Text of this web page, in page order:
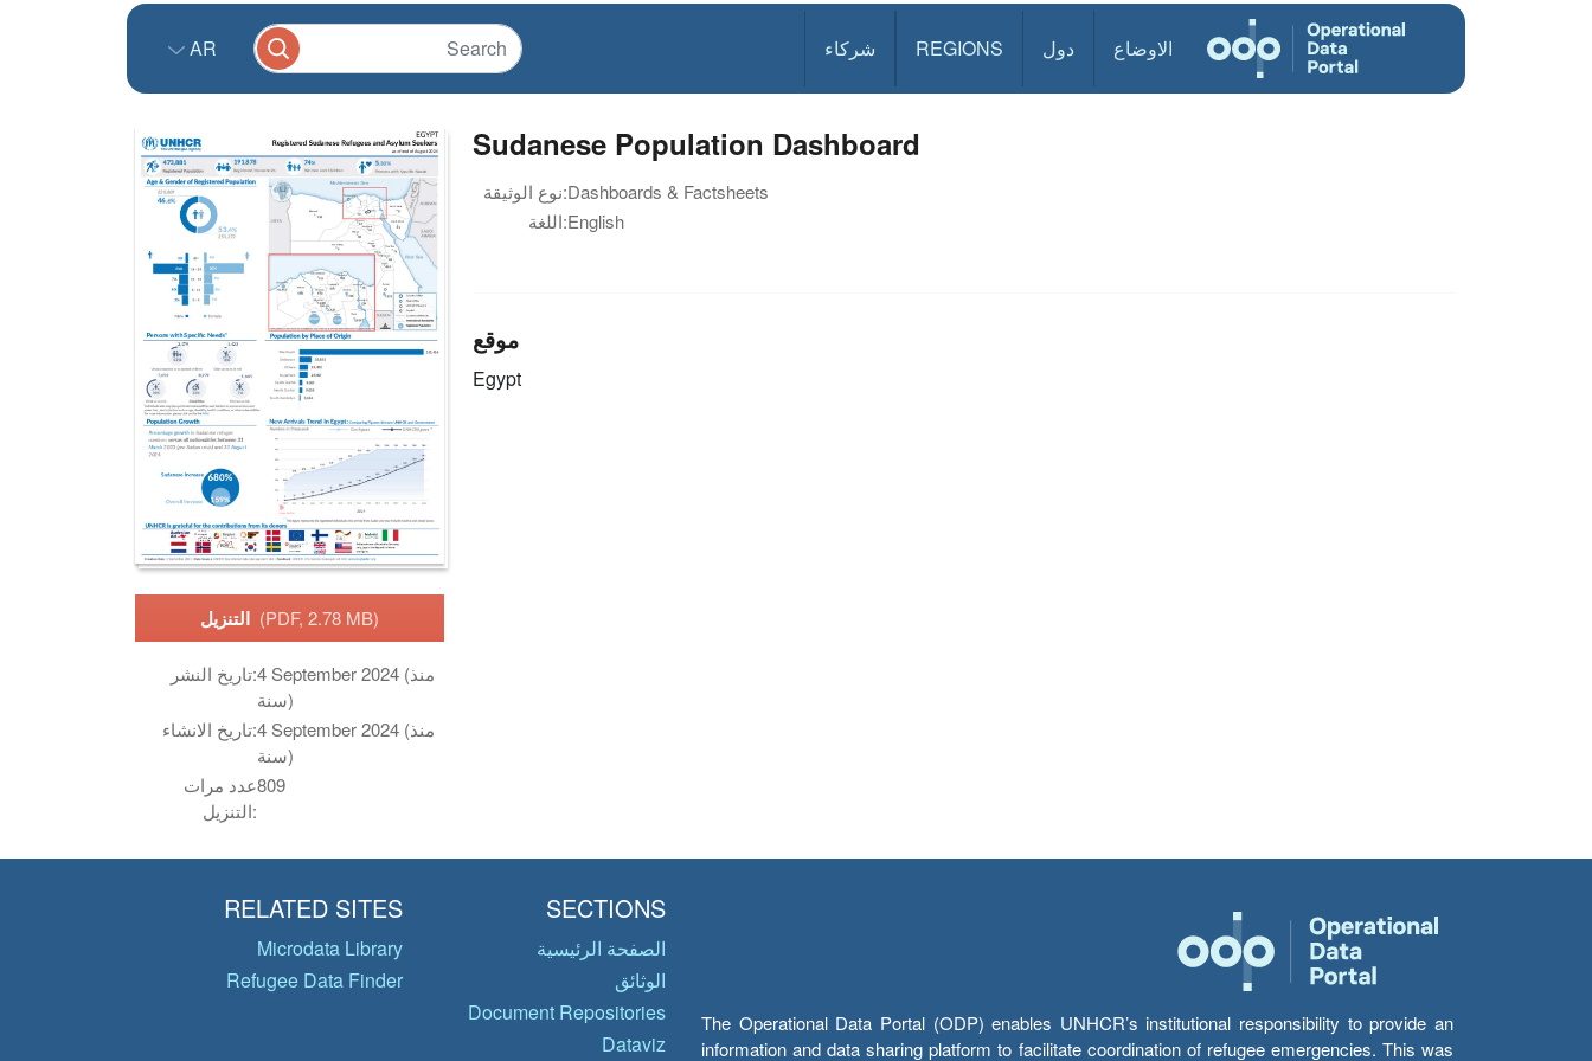
الاوضاع دول REGIONS شركاء AR
(PDF, 2.78 MB)
تاريخ النشر:4 September 2024 (منذ
سنة)
تاريخ الانشاء:4 September 2024 (منذ
سنة)
عدد مرات
التنزيل:
809
Sudanese Population Dashboard
نوع الوثيقة:Dashboards & Factsheets
اللغة:English
موقع
Egypt
The Operational Data Portal (ODP) enables UNHCR’s institutional responsibility to provide an
information and data sharing platform to facilitate coordination of refugee emergencies. This was
SECTIONS
الصفحة الرئيسية
الوثائق
Document Repositories
Dataviz
RELATED SITES
Microdata Library
Refugee Data Finder